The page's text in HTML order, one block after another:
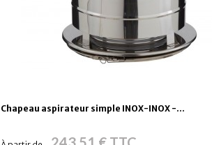
Chapeau aspirateur simple INOX-INOX -...